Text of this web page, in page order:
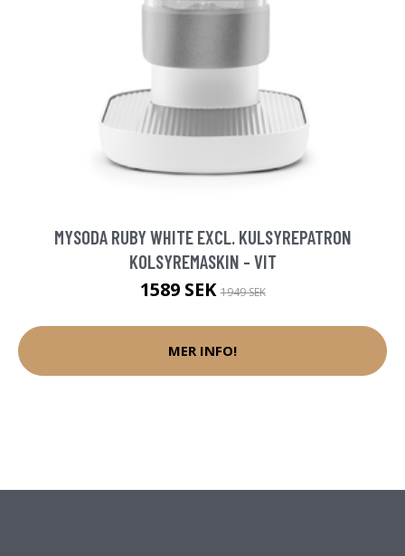
MYSODA RUBY WHITE EXCL. KULSYREPATRON
KOLSYREMASKIN - VIT
1589 SEK1949 SEK
MER INFO!